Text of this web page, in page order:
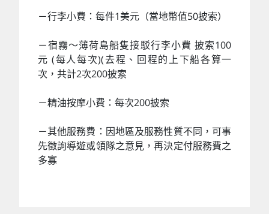
－行李小費：每件1美元（當地幣值50披索）
－宿霧～薄荷島船隻接駁行李小費 披索100
元 (每人每次)(去程、回程的上下船各算一
次，共計2次200披索
－精油按摩小費：每次200披索
－其他服務費：因地區及服務性質不同，可事
先徵詢導遊或領隊之意見，再決定付服務費之
多寡